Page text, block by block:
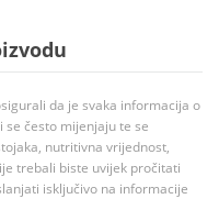
da je svaka informacija o
često mijenjaju te se
nutritivna vrijednost,
trebali biste uvijek pročitati
isključivo na informacije